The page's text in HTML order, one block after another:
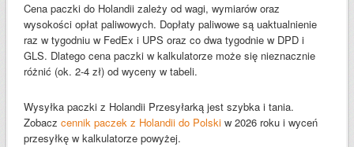
Cena paczki do Holandii zależy od wagi, wymiarów oraz
wysokości opłat paliwowych. Dopłaty paliwowe są uaktualnienie
raz w tygodniu w FedEx i UPS oraz co dwa tygodnie w DPD i
GLS. Dlatego cena paczki w kalkulatorze może się nieznacznie
różnić (ok. 2-4 zł) od wyceny w tabeli.
Wysyłka paczki z Holandii Przesyłarką jest szybka i tania.
Zobacz cennik paczek z Holandii do Polski w 2026 roku i wyceń
przesyłkę w kalkulatorze powyżej.